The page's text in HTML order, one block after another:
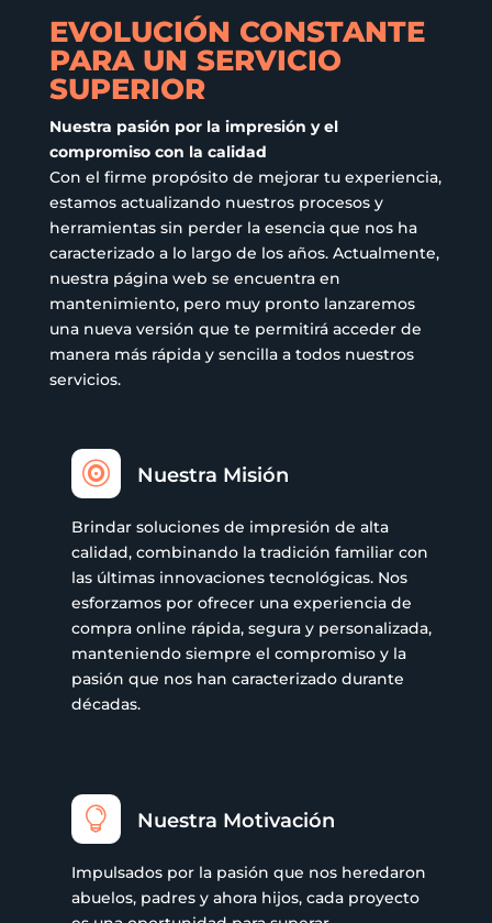
EVOLUCIÓN CONSTANTE
PARA UN SERVICIO
SUPERIOR
Nuestra pasión por la impresión y el
compromiso con la calidad
Con el firme propósito de mejorar tu experiencia,
estamos actualizando nuestros procesos y
herramientas sin perder la esencia que nos ha
caracterizado a lo largo de los años. Actualmente,
nuestra página web se encuentra en
mantenimiento, pero muy pronto lanzaremos
una nueva versión que te permitirá acceder de
manera más rápida y sencilla a todos nuestros
servicios.
 Nuestra Misión
Brindar soluciones de impresión de alta
calidad, combinando la tradición familiar con
las últimas innovaciones tecnológicas. Nos
esforzamos por ofrecer una experiencia de
compra online rápida, segura y personalizada,
manteniendo siempre el compromiso y la
pasión que nos han caracterizado durante
décadas.
 Nuestra Motivación
Impulsados por la pasión que nos heredaron
abuelos, padres y ahora hijos, cada proyecto